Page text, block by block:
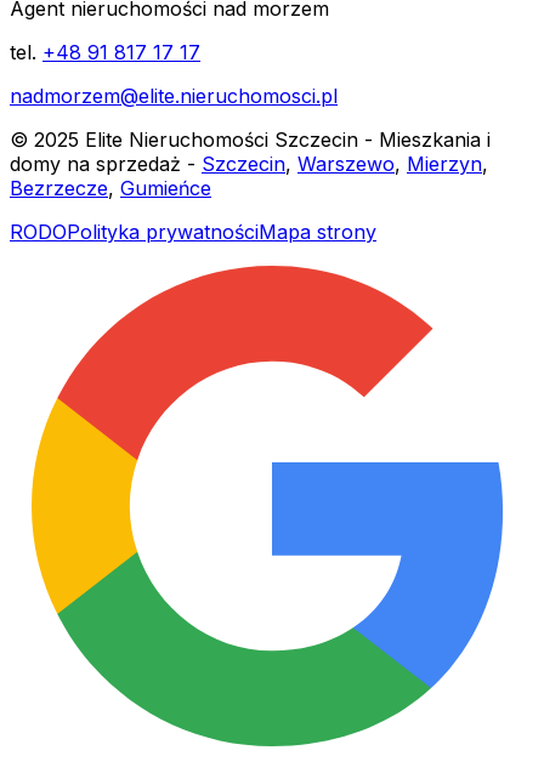
Agent nieruchomości nad morzem
tel. +48 91 817 17 17
nadmorzem@elite.nieruchomosci.pl
© 2025 Elite Nieruchomości Szczecin - Mieszkania i
domy na sprzedaż - Szczecin, Warszewo, Mierzyn,
Bezrzecze, Gumieńce
RODOPolityka prywatnościMapa strony